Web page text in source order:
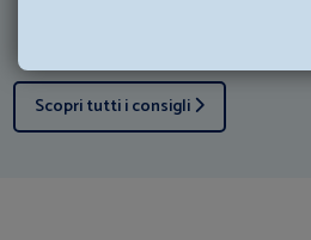
Scopri tutti i consigli